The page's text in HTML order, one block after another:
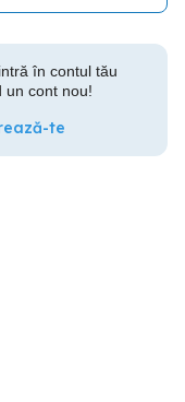
în contul tău
un cont nou!
te